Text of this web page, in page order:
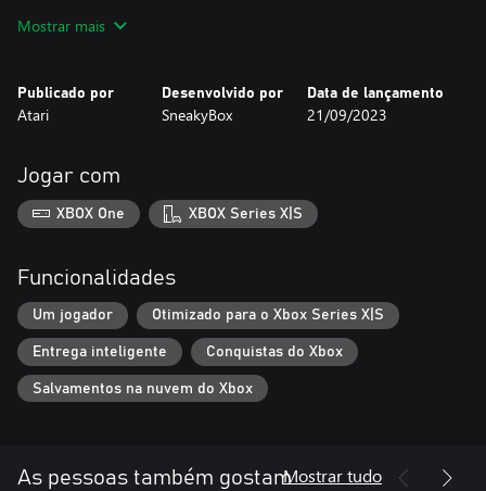
heróis estrategicamente, as melhorares e adicionares novas
Não há duas corridas iguais, o que te mantém no topo do teu
jogo e torna Days of Doom inerentemente jogável.
Mostrar mais
Publicado por
Atari
Desenvolvido por
SneakyBox
Data de lançamento
21/09/2023
Jogar com
XBOX One XBOX Series X|S
Funcionalidades
Um jogador Otimizado para o Xbox Series X|S
Entrega inteligente Conquistas do Xbox
Salvamentos na nuvem do Xbox
As pessoas também gostamMostrar tudo